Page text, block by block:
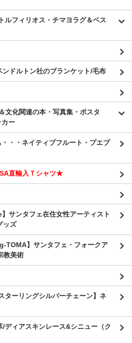
フィリオス・チマヨラグ＆ベス
ドルトン社のブランケット/毛布
文化関連の本・写真集・ポスタ
カー
・・ネイティブフルート・プエブ
直輸入Ｔシャツ★
サンタフェ在住女性アーティスト
ッズ
TOMA】サンタフェ・フォークア
教美術
ターリングシルバーチェーン】ネ
ディアスキンレース&シニュー（ク